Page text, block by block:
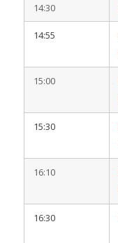
14:30
14:55
15:00
15:30
16:10
16:30